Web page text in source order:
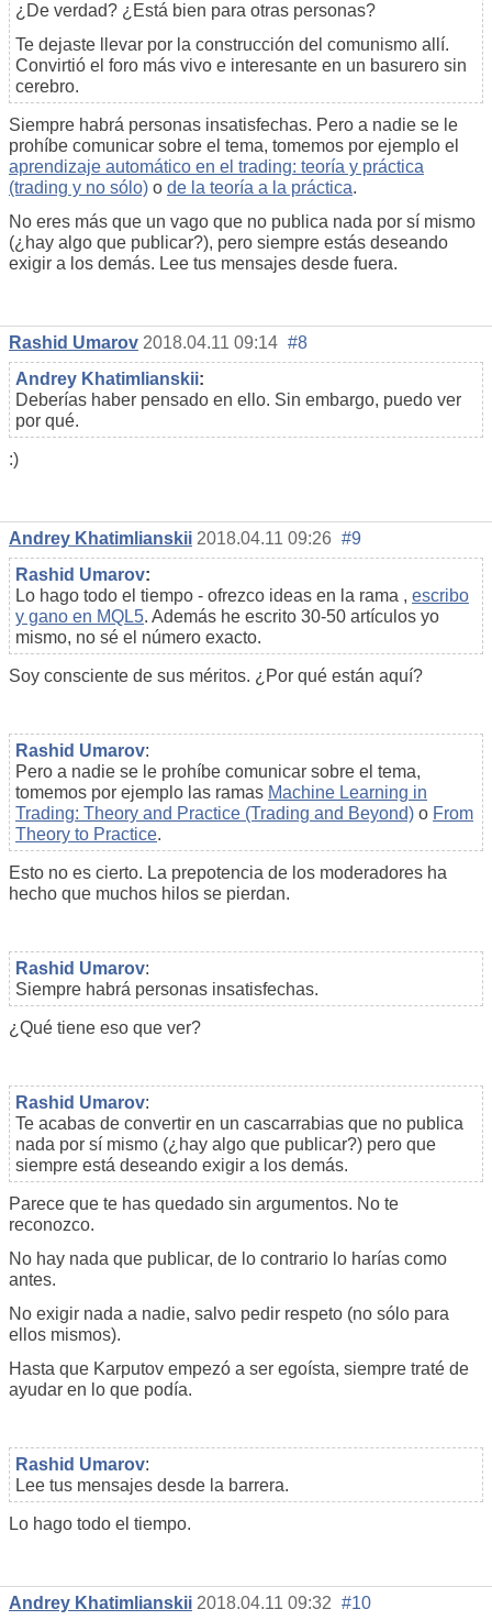
¿De verdad? ¿Está bien para otras personas?
Te dejaste llevar por la construcción del comunismo allí.
Convirtió el foro más vivo e interesante en un basurero sin
cerebro.
Siempre habrá personas insatisfechas. Pero a nadie se le
prohíbe comunicar sobre el tema, tomemos por ejemplo el
aprendizaje automático en el trading: teoría y práctica
(trading y no sólo) o de la teoría a la práctica.
No eres más que un vago que no publica nada por sí mismo
(¿hay algo que publicar?), pero siempre estás deseando
exigir a los demás. Lee tus mensajes desde fuera.
Rashid Umarov 2018.04.11 09:14 #8
Andrey Khatimlianskii:
Deberías haber pensado en ello. Sin embargo, puedo ver
por qué.
:)
Andrey Khatimlianskii 2018.04.11 09:26 #9
Rashid Umarov:
Lo hago todo el tiempo - ofrezco ideas en la rama , escribo
y gano en MQL5. Además he escrito 30-50 artículos yo
mismo, no sé el número exacto.
Soy consciente de sus méritos. ¿Por qué están aquí?
Rashid Umarov:
Pero a nadie se le prohíbe comunicar sobre el tema,
tomemos por ejemplo las ramas Machine Learning in
Trading: Theory and Practice (Trading and Beyond) o From
Theory to Practice.
Esto no es cierto. La prepotencia de los moderadores ha
hecho que muchos hilos se pierdan.
Rashid Umarov:
Siempre habrá personas insatisfechas.
¿Qué tiene eso que ver?
Rashid Umarov:
Te acabas de convertir en un cascarrabias que no publica
nada por sí mismo (¿hay algo que publicar?) pero que
siempre está deseando exigir a los demás.
Parece que te has quedado sin argumentos. No te
reconozco.
No hay nada que publicar, de lo contrario lo harías como
antes.
No exigir nada a nadie, salvo pedir respeto (no sólo para
ellos mismos).
Hasta que Karputov empezó a ser egoísta, siempre traté de
ayudar en lo que podía.
Rashid Umarov:
Lee tus mensajes desde la barrera.
Lo hago todo el tiempo.
Andrey Khatimlianskii 2018.04.11 09:32 #10